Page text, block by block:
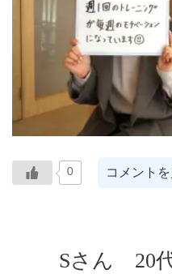
0 コメント
Sさん 20